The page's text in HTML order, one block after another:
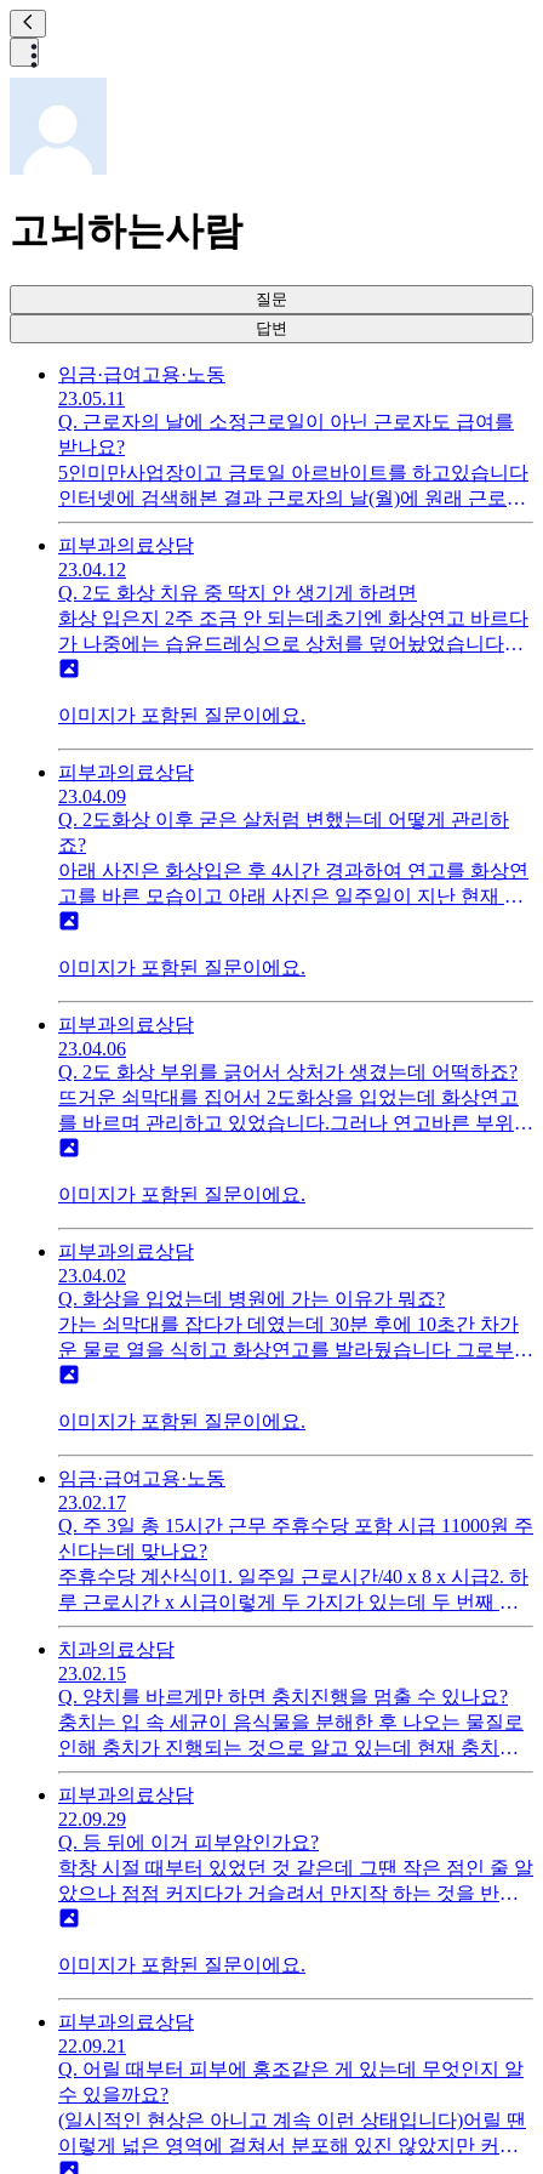
고뇌하는사람
질문
답변
임금·급여 고용·노동
23.05.11
Q. 근로자의 날에 소정근로일이 아닌 근로자도 급여를
받나요?
5인미만사업장이고 금토일 아르바이트를 하고있습니다
인터넷에 검색해본 결과 근로자의 날(월)에 원래 근로하
기로 되어 있지 않은 근로자(금토일)도 유급수당을 받을
수 있다는데 확실하지 않아서 여기에 질문 올려봅니다좀
더 풀어서 말하자면금토일에 알바하는 건데원래 월요일
에 출근하는 근로자가 출근하여 받는 수당 말고출근 하
지 않아도 되는 날(월요일)의 근로자가 근로자의 날로인
해 수당을 받을 수 있는 건지 궁금합니다
피부과의료상담
23.04.12
Q. 2도 화상 치유 중 딱지 안 생기게 하려면
화상 입은지 2주 조금 안 되는데초기엔 화상연고 바르다
가 나중에는 습윤드레싱으로 상처를 덮어놨었습니다현
재상태에서는 뭘하면 될까요?물에 닿아도 상관없을까
이미지가 포함된 질문이에요.
피부과의료상담
23.04.09
Q. 2도화상 이후 굳은 살처럼 변했는데 어떻게 관리하
죠?
아래 사진은 화상입은 후 4시간 경과하여 연고를 화상연
고를 바른 모습이고 아래 사진은 일주일이 지난 현재 만
져보면 굳은 살처럼 남아 있습니다이 상태에서는 아무런
게 된다면 흉터연고와 화상연고 중에서 무엇을 발라야하
나요?
이미지가 포함된 질문이에요.
피부과의료상담
23.04.06
Q. 2도 화상 부위를 긁어서 상처가 생겼는데 어떡하죠?
뜨거운 쇠막대를 집어서 2도화상을 입었는데 화상연고
를 바르며 관리하고 있었습니다.그러나 연고바른 부위가
가려워서 잠결에 긁어서 상처가 생긴 것 같은데 어떻게
해 본 결과 듀오덤의 접착력 때문에 상처부위가 뜯겨나
갈 위험이 있어 사용하지 말라는데 어떻게 해야할지 알
려주세요화상초기(4시간 후) 사진입니다 아래 사진들은
긁은 후(화상입은 날로부터 4일째) 생긴 상처입니다
이미지가 포함된 질문이에요.
피부과의료상담
23.04.02
Q. 화상을 입었는데 병원에 가는 이유가 뭐죠?
가는 쇠막대를 잡다가 데였는데 30분 후에 10초간 차가
운 물로 열을 식히고 화상연고를 발라뒀습니다 그로부터
대략 4시간쯤 지났는데1.화상연고랑 메디폼 있는데 병원
디폼은 물집이 터질 때만 붙이는 건가요?
이미지가 포함된 질문이에요.
임금·급여 고용·노동
23.02.17
Q. 주 3일 총 15시간 근무 주휴수당 포함 시급 11000원 주
신다는데 맞나요?
주휴수당 계산식이1. 일주일 근로시간/40 x 8 x 시급2. 하
루 근로시간 x 시급이렇게 두 가지가 있는데 두 번째 식
은 네이버글에서 본 거여서 아무래도 2번식은 1번 식에
서 주 5일을 일한다고 가정하고 내놓은 식이겠죠?알바
하는 곳에서 금토일에 주 3일 총 15시간 근무 시 주휴수
당 포함 시급이 11000원이라고 하셨는데인터넷에 검색
해보니 주휴수당 포함 시급이 최소 11544원이라고 되어
있어서요주 3일만 일하는 저는15/40 x 8 x 9620(최저로
가정) = 28860이 나와서주휴수당 포함 최저시급은 11544
원이 나오는 것이 맞죠?
치과의료상담
23.02.15
Q. 양치를 바르게만 하면 충치진행을 멈출 수 있나요?
충치는 입 속 세균이 음식물을 분해한 후 나오는 물질로
인해 충치가 진행되는 것으로 알고 있는데 현재 충치가
있더라도 양치만 제대로하면 충치치료를 안해도 상관없
을까요?
피부과의료상담
22.09.29
Q. 등 뒤에 이거 피부암인가요?
학창 시절 때부터 있었던 것 같은데 그땐 작은 점인 줄 알
았으나 점점 커지다가 거슬려서 만지작 하는 것을 반복
하던 어느 날 세게 건드리진 않았는데 터진 건지 피가 나
나서 사진을 찍어보니 도저히 일반적인 점으론 안 보여
서 이곳에 질문을 올려봅니다.몇 년전까지 크기가 서서
히 커지다가 요즘엔 더 커지진 않는 것 같아요 만져보면
말랑말랑합니다빨간펜 부분이 해당 부위이고, 파란펜 부
위는 혹시몰라 같이 사진에 담았습니다
이미지가 포함된 질문이에요.
피부과의료상담
22.09.21
Q. 어릴 때부터 피부에 홍조같은 게 있는데 무엇인지 알
수 있을까요?
(일시적인 현상은 아니고 계속 이런 상태입니다)어릴 땐
이렇게 넓은 영역에 걸쳐서 분포해 있진 않았지만 커가